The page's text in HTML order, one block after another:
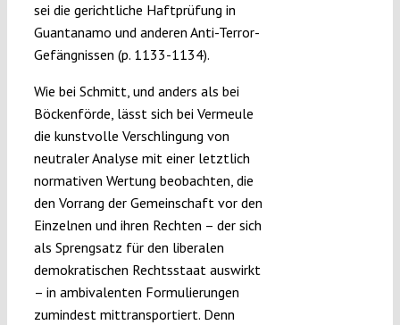
sei die gerichtliche Haftprüfung in
Guantanamo und anderen Anti-Terror-
Gefängnissen (p. 1133-1134).
Wie bei Schmitt, und anders als bei
Böckenförde, lässt sich bei Vermeule
die kunstvolle Verschlingung von
neutraler Analyse mit einer letztlich
normativen Wertung beobachten, die
den Vorrang der Gemeinschaft vor den
Einzelnen und ihren Rechten – der sich
als Sprengsatz für den liberalen
demokratischen Rechtsstaat auswirkt
– in ambivalenten Formulierungen
zumindest mittransportiert. Denn